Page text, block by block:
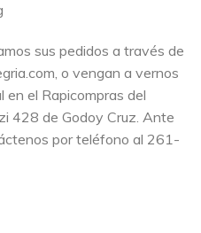
sus pedidos a través de
o vengan a vernos
el Rapicompras del
428 de Godoy Cruz. Ante
por teléfono al 261-